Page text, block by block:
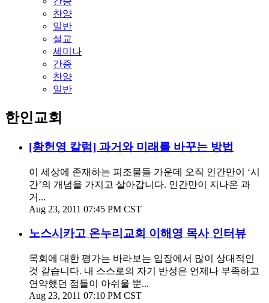
찬양
일반
설교
세미나
간증
찬양
일반
한인교회
[황헌영 칼럼] 과거와 미래를 바꾸는 방법
이 세상에 존재하는 피조물들 가운데 오직 인간만이 ‘시
간’의 개념을 가지고 살아갑니다. 인간만이 지나온 과
거...
Aug 23, 2011 07:45 PM CST
노스시카고 온누리교회 이해영 목사 인터뷰
목회에 대한 평가는 바라보는 입장에서 많이 상대적인
것 같습니다. 내 스스로의 자기 반성은 언제나 부족하고
연약했던 점들이 아쉬울 뿐...
Aug 23, 2011 07:10 PM CST